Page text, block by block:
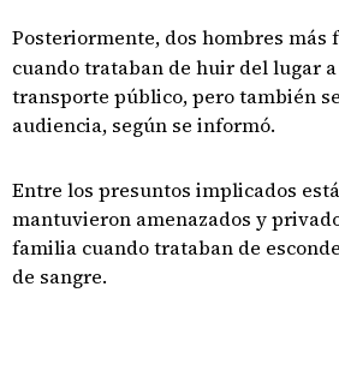
Posteriormente, dos hombres más
cuando trataban de huir del lugar
transporte público, pero también
audiencia, según se informó.
Entre los presuntos implicados
mantuvieron amenazados y
familia cuando trataban de
de sangre.